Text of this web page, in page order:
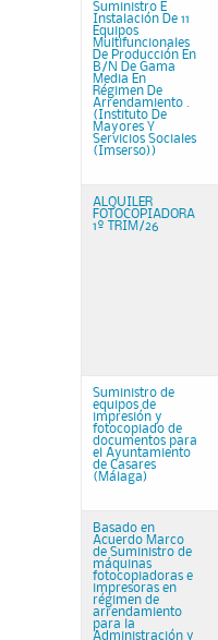
Suministro E
Instalación De 11
Equipos
Multifuncionales
De Producción En
B/N De Gama
Media En
Régimen De
Arrendamiento .
(Instituto De
Mayores Y
Servicios Sociales
(Imserso))
ALQUILER
FOTOCOPIADORA
1º TRIM/26
Suministro de
equipos de
impresión y
fotocopiado de
documentos para
el Ayuntamiento
de Casares
(Málaga)
Basado en
Acuerdo Marco
de Suministro de
máquinas
fotocopiadoras e
impresoras en
régimen de
arrendamiento
para la
Administración y